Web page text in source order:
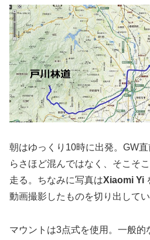
朝はゆっくり10時に出発。GW
らさほど混んではなく、そこそ
走る。ちなみに写真はXiaomi Yi
動画撮影したものを切り出してい
マウントは3点式を使用。一般